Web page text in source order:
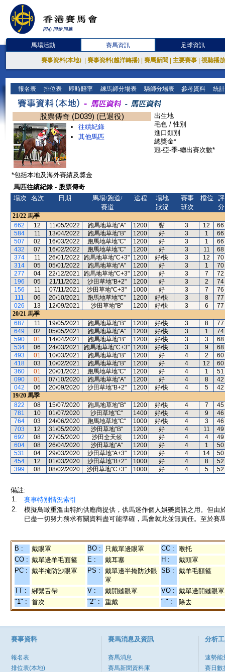
馬場活動 賽馬資訊 足球資訊
賽事資料(本地) 賽事資料(越洋轉播) 賽馬新聞 主要賽事 視聽播
報名表 排位表 即時賠率 練馬師分場表 騎師分場表 參考資料 統
股票傳奇 (D039) (已退役)
往績紀錄
其他馬匹
出生地
毛色 / 性別
進口類別
總獎金*
冠-亞-季-總出賽次數*
*包括本地及海外賽績及獎金
馬匹往績紀錄 - 股票傳奇
場次
名次 日期
馬場/跑道/
賽道
途程
場地
狀況
賽事
班次
檔位
評
分
21/22 馬季
662
12 11/05/2022 跑馬地草地"A" 1200 黏 3 12
66
584
11 13/04/2022 跑馬地草地"B" 1200 好 3 1
66
507
02 16/03/2022 跑馬地草地"C" 1200 好 3 1
66
432
07 16/02/2022 跑馬地草地"C" 1200 好 3 11
68
374
11 26/01/2022 跑馬地草地"C+3" 1200 好/快 3 12
70
314
05 05/01/2022 跑馬地草地"A" 1200 好 3 1
70
277
04 22/12/2021 跑馬地草地"C+3" 1200 好 3 7
72
196
05 21/11/2021 沙田草地"B+2" 1200 好 3 2
74
156
11 07/11/2021 沙田草地"C+3" 1000 好 3 7
76
111
06 20/10/2021 跑馬地草地"C" 1200 好/快 3 8
77
026
13 12/09/2021 沙田草地"B" 1200 好/快 3 6
77
20/21 馬季
687
11 19/05/2021 跑馬地草地"B" 1200 好/快 3 8
77
649
02 05/05/2021 跑馬地草地"A" 1200 好/快 3 1
74
590
01 14/04/2021 跑馬地草地"B" 1200 好/快 3 3
68
534
06 24/03/2021 跑馬地草地"C+3" 1200 好/快 3 9
68
493
01 10/03/2021 跑馬地草地"B" 1200 好 4 2
60
418
03 10/02/2021 跑馬地草地"B" 1200 好 4 12
60
360
01 20/01/2021 跑馬地草地"C" 1200 好 4 1
51
090
01 07/10/2020 跑馬地草地"A" 1200 好 4 8
42
042
06 20/09/2020 沙田草地"B+2" 1200 好/快 4 5
42
19/20 馬季
822
08 15/07/2020 跑馬地草地"B" 1200 好/快 4 7
45
781
10 01/07/2020 沙田草地"C" 1400 好/快 4 9
46
764
03 24/06/2020 跑馬地草地"C" 1000 好/快 4 3
46
703
12 31/05/2020 沙田草地"B" 1200 好 4 11
49
692
08 27/05/2020 沙田全天候 1200 好 4 4
49
604
08 26/04/2020 沙田草地"A" 1200 好 4 1
50
531
04 29/03/2020 沙田草地"A+3" 1200 好 4 14
50
454
12 01/03/2020 沙田草地"B+2" 1000 好 4 8
52
399
08 08/02/2020 沙田草地"C+3" 1000 好 4 5 52
備註:
1.
賽事特別情況索引
2.
模擬鳥瞰重溫由特約供應商提供，供馬迷作個人娛樂資訊之用。但
已盡一切努力務求有關資料盡可能準確，馬會就此並無責任。至於賽
B : 戴眼罩 BO : 只戴單邊眼罩 CC :
喉托
CO : 戴單邊羊毛面箍 E : 戴耳塞 H :
戴頭罩
PC : 戴半掩防沙眼罩 PS :
戴單邊半掩防沙眼
罩
SB : 戴羊毛額箍
TT : 綁繫舌帶 V : 戴開縫眼罩 VO : 戴單邊開縫眼罩
"1" :
首次 "2" : 重戴 "-" : 除去
賽事資料
報名表
排位表(本地)
賽馬消息及資訊
賽馬消息
賽馬新聞資料庫
分析
速勢能
賽日數